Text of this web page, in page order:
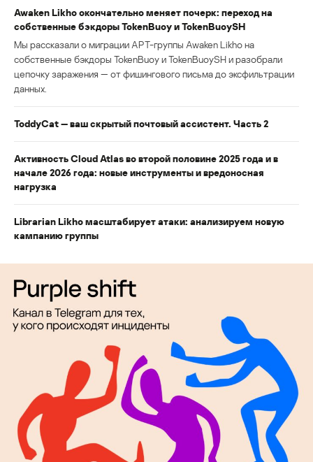
Awaken Likho окончательно меняет почерк: переход на
собственные бэкдоры TokenBuoy и TokenBuoySH
Мы рассказали о миграции APT-группы Awaken Likho на
собственные бэкдоры TokenBuoy и TokenBuoySH и разобрали
цепочку заражения — от фишингового письма до эксфильтрации
данных.
ToddyCat — ваш скрытый почтовый ассистент. Часть 2
Активность Cloud Atlas во второй половине 2025 года и в
начале 2026 года: новые инструменты и вредоносная
нагрузка
Librarian Likho масштабирует атаки: анализируем новую
кампанию группы